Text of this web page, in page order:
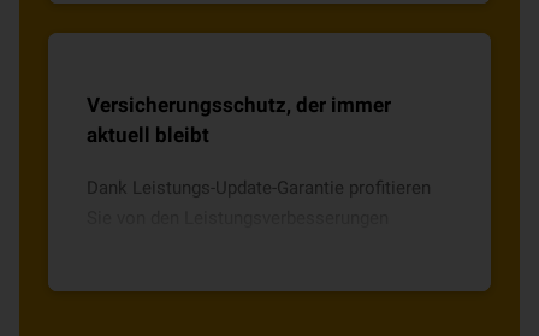
Versicherungsschutz, der immer
aktuell bleibt
Dank Leistungs-Update-Garantie profitieren